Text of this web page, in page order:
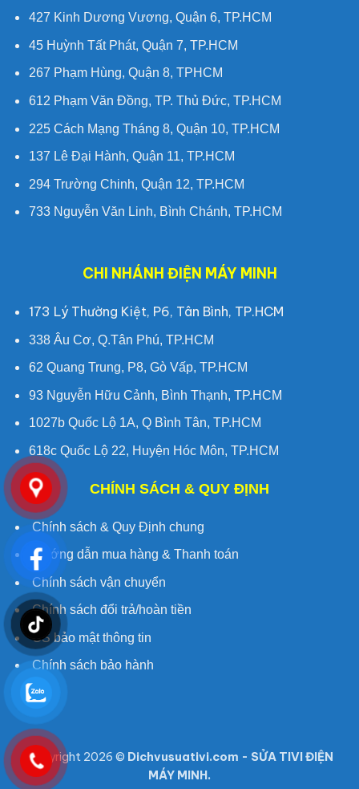
427 Kinh Dương Vương, Quận 6, TP.HCM
45 Huỳnh Tất Phát, Quận 7, TP.HCM
267 Phạm Hùng, Quận 8, TPHCM
612 Phạm Văn Đồng, TP. Thủ Đức, TP.HCM
225 Cách Mạng Tháng 8, Quận 10, TP.HCM
137 Lê Đại Hành, Quận 11, TP.HCM
294 Trường Chinh, Quận 12, TP.HCM
733 Nguyễn Văn Linh, Bình Chánh, TP.HCM
CHI NHÁNH ĐIỆN MÁY MINH
173 Lý Thường Kiệt, P6, Tân Bình, TP.HCM
338 Âu Cơ, Q.Tân Phú, TP.HCM
62 Quang Trung, P8, Gò Vấp, TP.HCM
93 Nguyễn Hữu Cảnh, Bình Thạnh, TP.HCM
1027b Quốc Lộ 1A, Q Bình Tân, TP.HCM
618c Quốc Lộ 22, Huyện Hóc Môn, TP.HCM
CHÍNH SÁCH & QUY ĐỊNH
Chính sách & Quy Định chung
Hướng dẫn mua hàng & Thanh toán
Chính sách vận chuyển
Chính sách đổi trả/hoàn tiền
CS bảo mật thông tin
Chính sách bảo hành
Copyright 2026 © Dichvusuativi.com - SỬA TIVI ĐIỆN
MÁY MINH.